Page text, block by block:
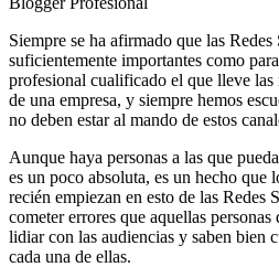
Siempre se ha afirmado que las Redes
suficientemente importantes como
profesional cualificado el que lleve las
de una empresa, y siempre hemos
no deben estar al mando de estos
Aunque haya personas a las que
es un poco absoluta, es un hecho que
recién empiezan en esto de las Redes
cometer errores que aquellas personas
lidiar con las audiencias y saben bien
cada una de ellas.